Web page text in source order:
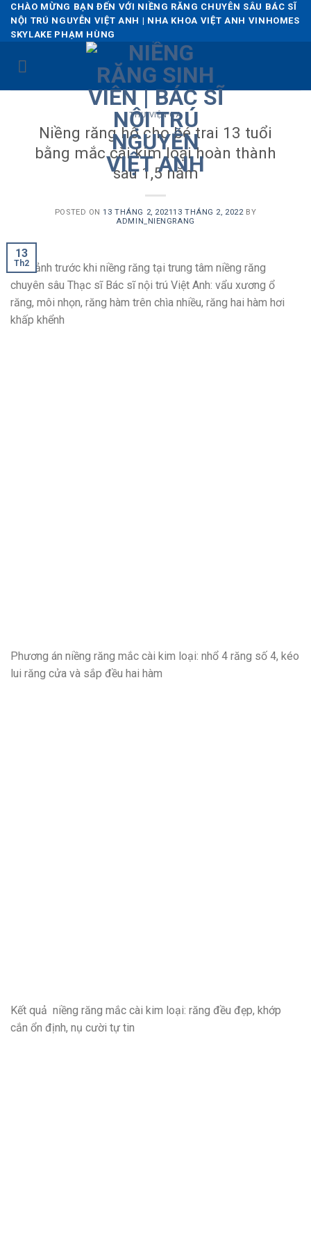
Skip
content
CHÀO MỪNG BẠN ĐẾN VỚI NIỀNG RĂNG CHUYÊN SÂU BÁC SĨ
NỘI TRÚ NGUYỄN VIỆT ANH | NHA KHOA VIỆT ANH VINHOMES
SKYLAKE PHẠM HÙNG
THƯ VIỆN CA
Niềng răng hô cho bé trai 13 tuổi
bằng mắc cài kim loại hoàn thành
sau 1,5 năm
POSTED ON13 THÁNG 2, 202113 THÁNG 2, 2022 BY
ADMIN_NIENGRANG
13
Th2
Hình ảnh trước khi niềng răng tại trung tâm niềng răng
chuyên sâu Thạc sĩ Bác sĩ nội trú Việt Anh: vẩu xương ổ
răng, môi nhọn, răng hàm trên chìa nhiều, răng hai hàm hơi
khấp khểnh
Phương án niềng răng mắc cài kim loại: nhổ 4 răng số 4, kéo
lui răng cửa và sắp đều hai hàm
Kết quả niềng răng mắc cài kim loại: răng đều đẹp, khớp
cắn ổn định, nụ cười tự tin